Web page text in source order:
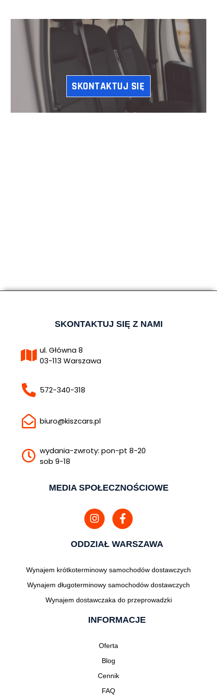
SKONTAKTUJ SIĘ
SKONTAKTUJ SIĘ Z NAMI
ul. Główna 8
03-113 Warszawa
572-340-318
biuro@kiszcars.pl
wydania-zwroty: pon-pt 8-20
sob 9-18
MEDIA SPOŁECZNOŚCIOWE
ODDZIAŁ WARSZAWA
Wynajem krótkoterminowy samochodów dostawczych
Wynajem długoterminowy samochodów dostawczych
Wynajem dostawczaka do przeprowadzki
INFORMACJE
Oferta
Blog
Cennik
FAQ